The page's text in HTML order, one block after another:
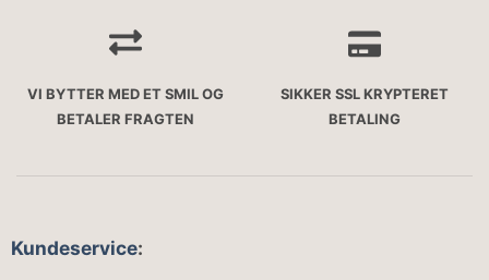
VI BYTTER MED ET SMIL OG
BETALER FRAGTEN
SIKKER SSL KRYPTERET
BETALING
Kundeservice: